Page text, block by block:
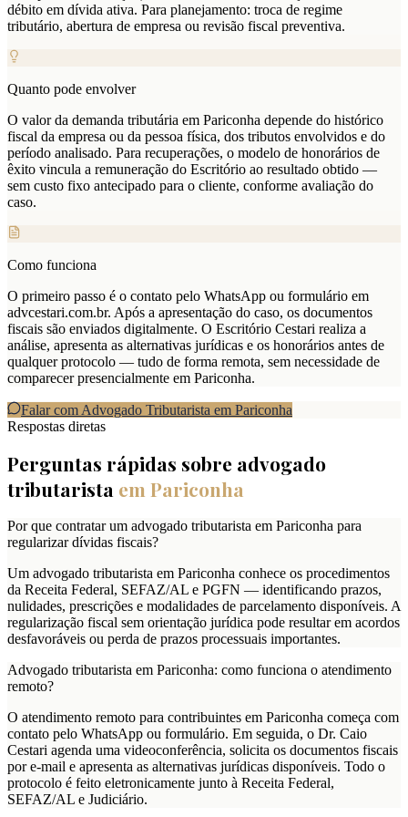
débito em dívida ativa. Para planejamento: troca de regime
tributário, abertura de empresa ou revisão fiscal preventiva.
Quanto pode envolver
O valor da demanda tributária em Pariconha depende do histórico
fiscal da empresa ou da pessoa física, dos tributos envolvidos e do
período analisado. Para recuperações, o modelo de honorários de
êxito vincula a remuneração do Escritório ao resultado obtido —
sem custo fixo antecipado para o cliente, conforme avaliação do
caso.
Como funciona
O primeiro passo é o contato pelo WhatsApp ou formulário em
advcestari.com.br. Após a apresentação do caso, os documentos
fiscais são enviados digitalmente. O Escritório Cestari realiza a
análise, apresenta as alternativas jurídicas e os honorários antes de
qualquer protocolo — tudo de forma remota, sem necessidade de
comparecer presencialmente em Pariconha.
Falar com Advogado Tributarista em Pariconha
Respostas diretas
Perguntas rápidas sobre advogado
tributarista em Pariconha
Por que contratar um advogado tributarista em Pariconha para
regularizar dívidas fiscais?
Um advogado tributarista em Pariconha conhece os procedimentos
da Receita Federal, SEFAZ/AL e PGFN — identificando prazos,
nulidades, prescrições e modalidades de parcelamento disponíveis. A
regularização fiscal sem orientação jurídica pode resultar em acordos
desfavoráveis ou perda de prazos processuais importantes.
Advogado tributarista em Pariconha: como funciona o atendimento
remoto?
O atendimento remoto para contribuintes em Pariconha começa com
contato pelo WhatsApp ou formulário. Em seguida, o Dr. Caio
Cestari agenda uma videoconferência, solicita os documentos fiscais
por e-mail e apresenta as alternativas jurídicas disponíveis. Todo o
protocolo é feito eletronicamente junto à Receita Federal,
SEFAZ/AL e Judiciário.